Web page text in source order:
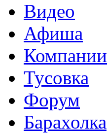
Видео
Афиша
Компании
Тусовка
Форум
Барахолка